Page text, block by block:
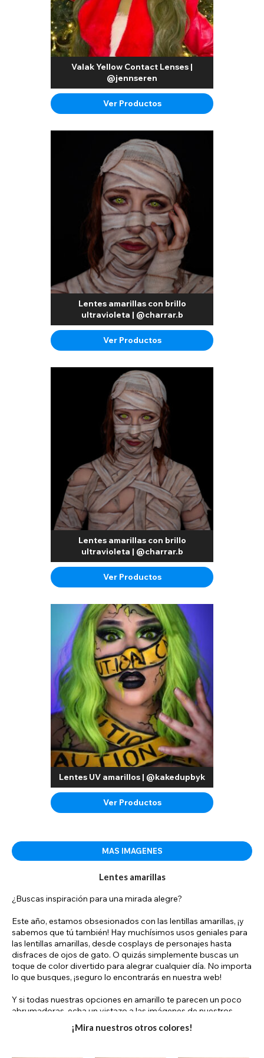
Valak Yellow Contact Lenses |
@jennseren
Ver Productos
Lentes amarillas con brillo
ultravioleta | @charrar.b
Ver Productos
Lentes amarillas con brillo
ultravioleta | @charrar.b
Ver Productos
Lentes UV amarillos | @kakedupbyk
Ver Productos
MAS IMAGENES
Lentes amarillas
¿Buscas inspiración para una mirada alegre?
Este año, estamos obsesionados con las lentillas amarillas, ¡y
sabemos que tú también! Hay muchísimos usos geniales para
las lentillas amarillas, desde cosplays de personajes hasta
disfraces de ojos de gato. O quizás simplemente buscas un
toque de color divertido para alegrar cualquier día. No importa
lo que busques, ¡seguro lo encontrarás en nuestra web!
Y si todas nuestras opciones en amarillo te parecen un poco
abrumadoras, echa un vistazo a las imágenes de nuestros
afiliados en esta página para inspirarte con lentillas amarillas.
Todas las imágenes de afiliados de esta página muestran
para ver las diferentes lentillas utilizadas. ¡Encuentra tus
¡Mira nuestros otros colores!